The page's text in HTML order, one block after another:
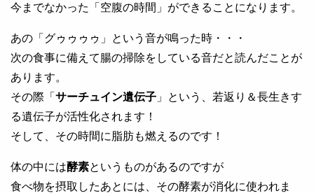
今までなかった「空腹の時間」ができることになります。
あの「グゥゥゥゥ」という音が鳴った時・・・
次の食事に備えて腸の掃除をしている音だと読んだことが
あります。
その際「 サーチュイン遺伝子 」という、若返り＆長生きす
る遺伝子が活性化されます！
そして、その時間に脂肪も燃えるのです！
体の中には酵素というものがあるのですが
食べ物を摂取したあとには、その酵素が消化に使われま